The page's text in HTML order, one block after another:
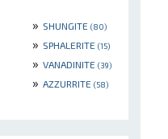
» SHUNGITE (80)
» SPHALERITE (15)
» VANADINITE (39)
» AZZURRITE (58)